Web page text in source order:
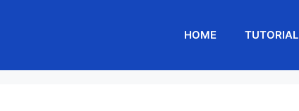
HOME TUTORIAL